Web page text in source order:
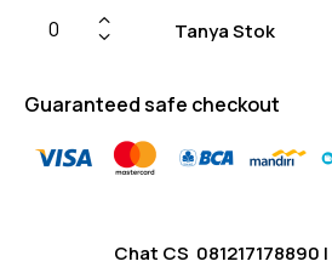
Tanya Stok
Guaranteed safe checkout
Chat CS 081217178890 |